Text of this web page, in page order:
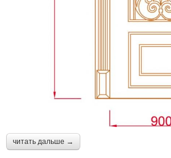
читать дальше →